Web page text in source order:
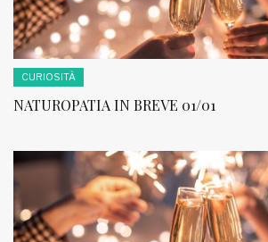
CURIOSITÀ
NATUROPATIA IN BREVE 01/01